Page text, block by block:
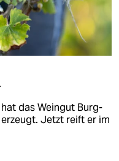
das Weingut Burg-
Jetzt reift er im